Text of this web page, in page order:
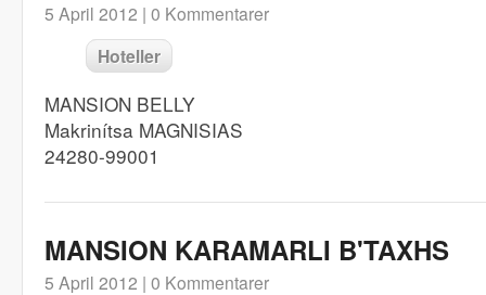
5 April 2012 | 0 Kommentarer
Hoteller
MANSION BELLY
Makrinítsa MAGNISIAS
24280-99001
MANSION KARAMARLI B'TAXHS
5 April 2012 | 0 Kommentarer